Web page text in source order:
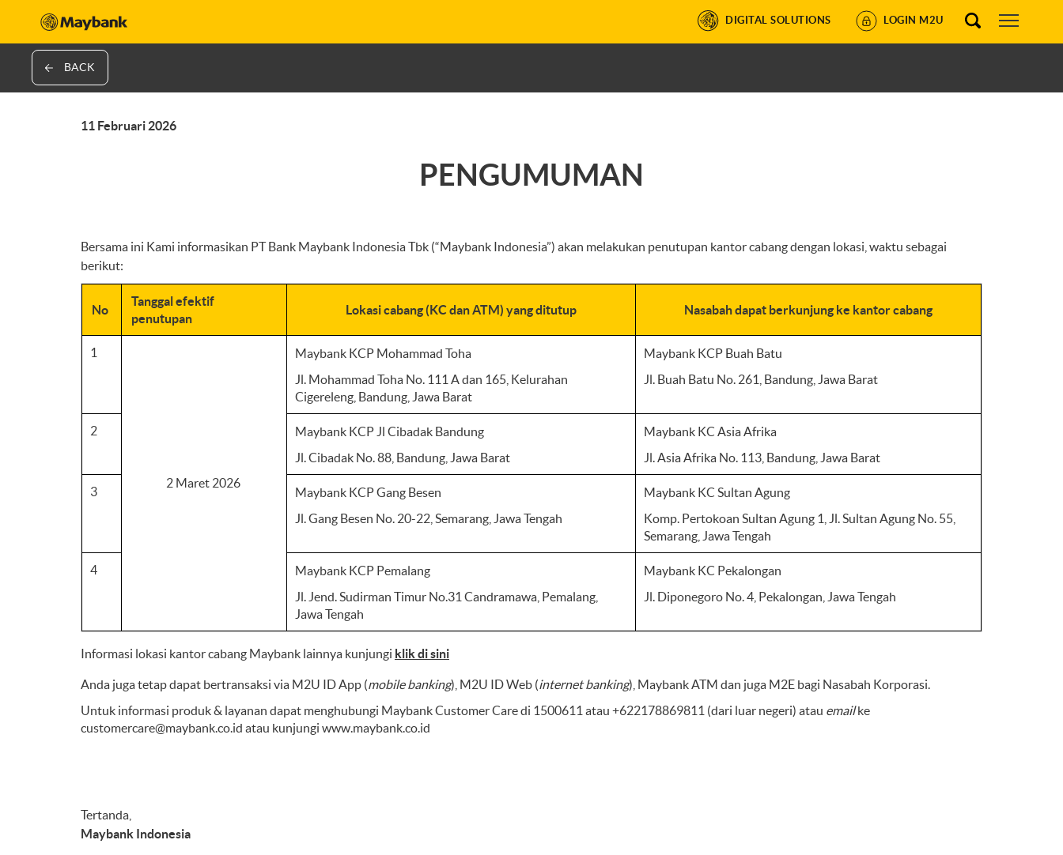
DIGITAL SOLUTIONS LOGIN M2U
BACK
11 Februari 2026
PENGUMUMAN
Bersama ini Kami informasikan PT Bank Maybank Indonesia Tbk (“Maybank Indonesia”) akan melakukan penutupan kantor cabang dengan lokasi, waktu sebagai
berikut:
No
Tanggal efektif
penutupan
Lokasi cabang (KC dan ATM) yang ditutup Nasabah dapat berkunjung ke kantor cabang
1
2 Maret 2026
Maybank KCP Mohammad Toha
Jl. Mohammad Toha No. 111 A dan 165, Kelurahan
Cigereleng, Bandung, Jawa Barat
Maybank KCP Buah Batu
Jl. Buah Batu No. 261, Bandung, Jawa Barat
2
Maybank KCP Jl Cibadak Bandung
Jl. Cibadak No. 88, Bandung, Jawa Barat
Maybank KC Asia Afrika
Jl. Asia Afrika No. 113, Bandung, Jawa Barat
3
Maybank KCP Gang Besen
Jl. Gang Besen No. 20-22, Semarang, Jawa Tengah
Maybank KC Sultan Agung
Komp. Pertokoan Sultan Agung 1, Jl. Sultan Agung No. 55,
Semarang, Jawa Tengah
4
Maybank KCP Pemalang
Jl. Jend. Sudirman Timur No.31 Candramawa, Pemalang,
Jawa Tengah
Maybank KC Pekalongan
Jl. Diponegoro No. 4, Pekalongan, Jawa Tengah
Informasi lokasi kantor cabang Maybank lainnya kunjungi klik di sini
Anda juga tetap dapat bertransaksi via M2U ID App (mobile banking), M2U ID Web (internet banking), Maybank ATM dan juga M2E bagi Nasabah Korporasi.
Untuk informasi produk & layanan dapat menghubungi Maybank Customer Care di 1500611 atau +622178869811 (dari luar negeri) atau emailke
customercare@maybank.co.id atau kunjungi www.maybank.co.id
Tertanda,
Maybank Indonesia